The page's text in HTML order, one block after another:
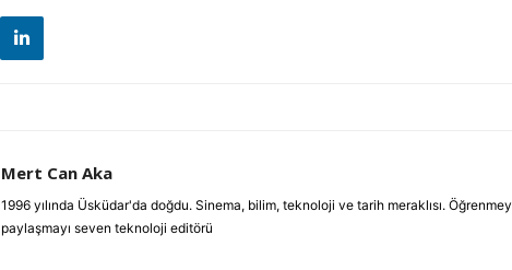
Mert Can Aka
1996 yılında Üsküdar'da doğdu. Sinema, bilim, teknoloji ve tarih meraklısı.
paylaşmayı seven teknoloji editörü